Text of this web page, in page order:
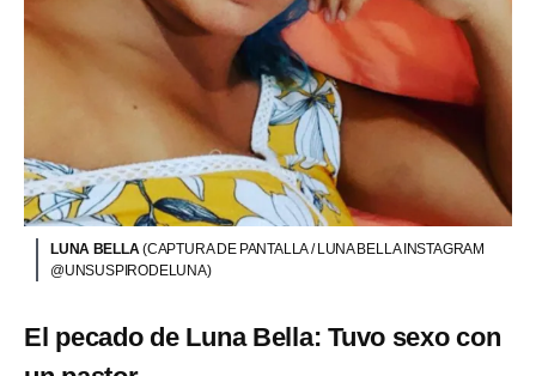
LUNA BELLA(CAPTURA DE PANTALLA / LUNA BELLA INSTAGRAM
@UNSUSPIRODELUNA)
El pecado de Luna Bella: Tuvo sexo con